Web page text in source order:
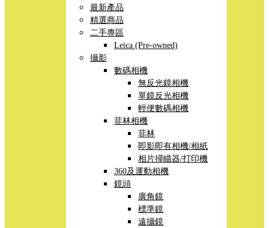
最新產品
精選商品
二手專區
Leica (Pre-owned)
攝影
數碼相機
無反光鏡相機
單鏡反光相機
輕便數碼相機
菲林相機
菲林
即影即有相機/相紙
相片掃瞄器/打印機
360及運動相機
鏡頭
廣角鏡
標準鏡
遠攝鏡